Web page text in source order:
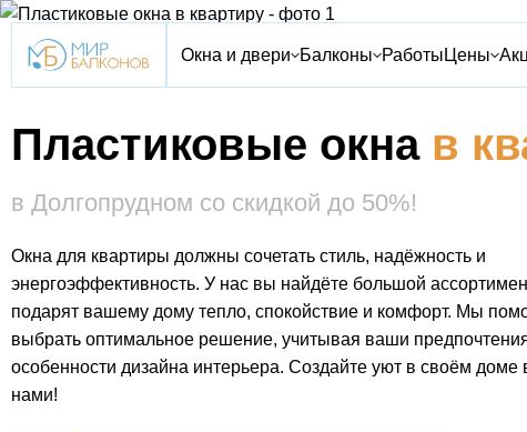
Окна и двери Балконы Работы Цены
Пластиковые окна в
в Долгопрудном со скидкой до 50%!
Окна для квартиры должны сочетать стиль, надёжность и
энергоэффективность. У нас вы найдёте большой
подарят вашему дому тепло, спокойствие и комфорт. Мы
выбрать оптимальное решение, учитывая ваши
особенности дизайна интерьера. Создайте уют в своём доме
нами!